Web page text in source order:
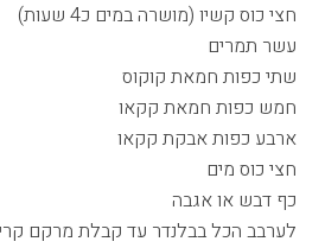
חצי כוס קשיו (מושרה במים כ4 שעות)
עשר תמרים
שתי כפות חמאת קוקוס
חמש כפות חמאת קקאו
ארבע כפות אבקת קקאו
חצי כוס מים
כף דבש או אגבה
לערבב הכל בבלנדר עד קבלת מרקם